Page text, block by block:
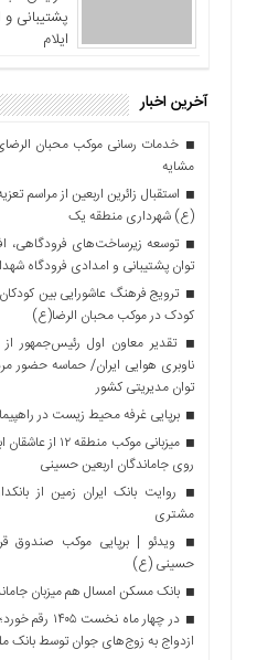
پشتیبانی
ایلام
آخرین اخبار
مشایه
استقبال زائرین اربعین از مراسم
(ع) شهرداری منطقه یک
توسعه زیرساخت‌های فرودگاهی،
توان پشتیبانی و امدادی فرودگاه
ترویج فرهنگ عاشورایی بین
کودک در موکب محبان الرضا(ع)
تقدیر معاون اول رئیس‌جمهور
ناوبری هوایی ایران/ حماسه حضور
توان مدیریتی کشور
برپایی غرفه محیط زیست در
میزبانی موکب
روی جاماندگان اربعین حسینی
روایت بانک ایران زمین از
مشتری
ویدئو | برپایی موکب صندوق
حسینی (ع)
بانک مسکن امسال هم میزبان
ازدواج به زوج‌های جوان توسط بانک